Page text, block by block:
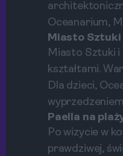
Oceanarium,
Miasto Sztuki
Miasto Sztuki i
kształtami.
Dla dzieci,
Paella na
Po wizycie w
prawdziwej,